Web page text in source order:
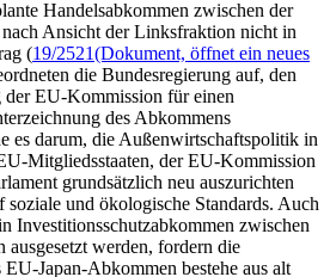
Handelsabkommen zwischen der
Ansicht der Linksfraktion nicht in
(19/2521(Dokument, öffnet ein neues
die Bundesregierung auf, den
der EU-Kommission für einen
des Abkommens
es darum, die Außenwirtschaftspolitik in
Mitgliedsstaaten, der EU-Kommission
grundsätzlich neu auszurichten
und ökologische Standards. Auch
Investitionsschutzabkommen zwischen
ausgesetzt werden, fordern die
Japan-Abkommen bestehe aus alt